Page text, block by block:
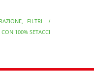
,
FILTRI
100% SETACCI